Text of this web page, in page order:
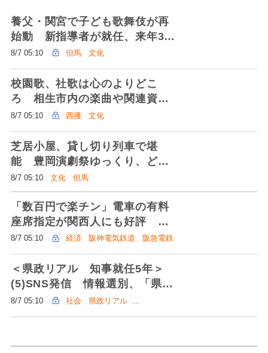
養父・関宮で子ども歌舞伎が再
始動 新指導者が就任、来年3月
に公演へ 児童「しっかり演じ
たい」
8/7 05:10 但馬 文化
校園歌、社歌は心のよりどこ
ろ 相生市内の楽曲や関連資料
80点、なぎさホールで展示
8/7 05:10 西播 文化
芝居小屋、貸し切り列車で堪
能 豊岡演劇祭ゆっくり、どっ
ぷり味わって 9月23日から1泊
2日「観劇バスツアー」
8/7 05:10 文化 但馬
「数百円で楽チン」電車の有料
座席指定が関西人にも好評 阪
急・阪神・近鉄・JRが導入 京
阪に追随
8/7 05:10 経済 阪神電気鉄道
阪急電鉄
ＪＲ西日本
＜県政リアル 知事就任5年＞
(5)SNS発信 情報選別、「県民
の誤解招く」
8/7 05:10 社会
県政リアル
再負託 斎藤県政